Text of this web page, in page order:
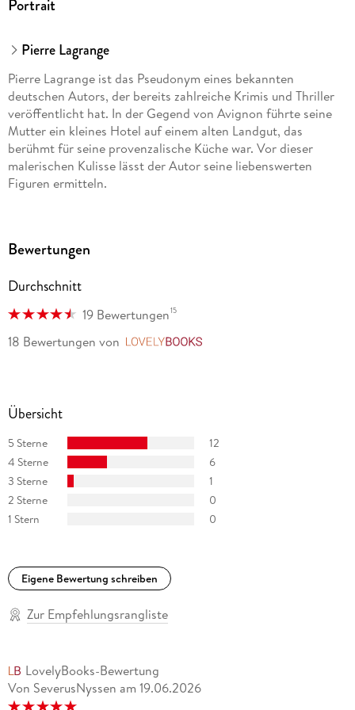
Portrait
Pierre Lagrange
Pierre Lagrange ist das Pseudonym eines bekannten
deutschen Autors, der bereits zahlreiche Krimis und Thriller
veröffentlicht hat. In der Gegend von Avignon führte seine
Mutter ein kleines Hotel auf einem alten Landgut, das
berühmt für seine provenzalische Küche war. Vor dieser
malerischen Kulisse lässt der Autor seine liebenswerten
Figuren ermitteln.
Bewertungen
Durchschnitt
19 Bewertungen15
18 Bewertungen von
Übersicht
5 Sterne
12
4 Sterne
6
3 Sterne
1
2 Sterne
0
1 Stern
0
Eigene Bewertung schreiben
Zur Empfehlungsrangliste
LovelyBooks-Bewertung
Von SeverusNyssen am 19.06.2026